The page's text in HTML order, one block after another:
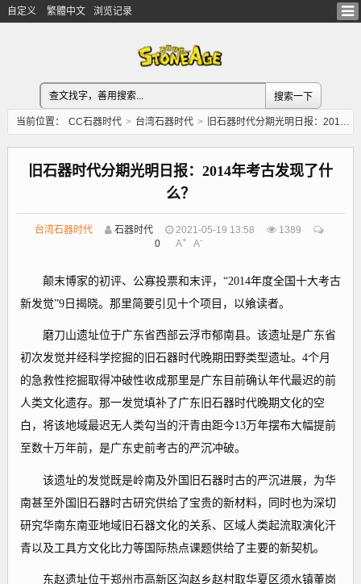
自定义 繁體中文 浏览记录
当前位置： CC石器时代 > 台湾石器时代 > 旧石器时代分期光明日报：2014年考古发现了什么？
旧石器时代分期光明日报：2014年考古发现了什
么？
台湾石器时代 石器时代 2021-05-19 13:58
1389
0
A+ A-
颠末博家的初评、公寡投票和末评，“2014年度全国十大考古
新发觉”9日揭晓。那里简要引见十个项目，以飨读者。
磨刀山遗址位于广东省西部云浮市郁南县。该遗址是广东省
初次发觉并经科学挖掘的旧石器时代晚期田野类型遗址。4个月
的急救性挖掘取得冲破性收成那里是广东目前确认年代最迟的前
人类文化遗存。那一发觉填补了广东旧石器时代晚期文化的空
白，将该地域最迟无人类勾当的汗青由距今13万年摆布大幅提前
至数十万年前，是广东史前考古的严沉冲破。
该遗址的发觉既是岭南及外国旧石器时古的严沉进展，为华
南甚至外国旧石器时古研究供给了宝贵的新材料，同时也为深切
研究华南东南亚地域旧石器文化的关系、区域人类起流取演化汗
青以及工具方文化比力等国际热点课题供给了主要的新契机。
东赵遗址位于郑州市高新区沟赵乡赵村取华夏区须水镇董岗